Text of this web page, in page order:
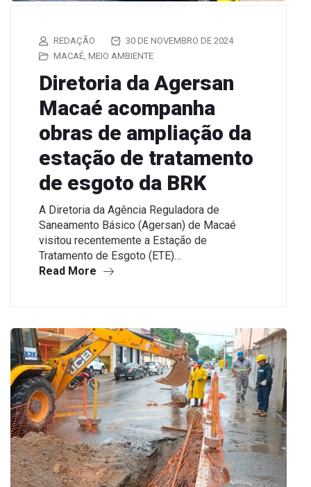
REDAÇÃO
30 DE NOVEMBRO DE 2024
MACAÉ, MEIO AMBIENTE
Diretoria da Agersan
Macaé acompanha
obras de ampliação da
estação de tratamento
de esgoto da BRK
A Diretoria da Agência Reguladora de
Saneamento Básico (Agersan) de Macaé
visitou recentemente a Estação de
Tratamento de Esgoto (ETE)…
Read More